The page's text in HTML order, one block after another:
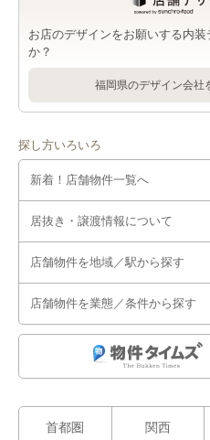
お店のデザインをお願いする内
か？
福岡県のデザイン会社
探し方いろいろ
新着！店舗物件一覧へ
居抜き・譲渡情報について
店舗物件を地域／駅から探す
店舗物件を業態／条件から探す
首都圏 関西